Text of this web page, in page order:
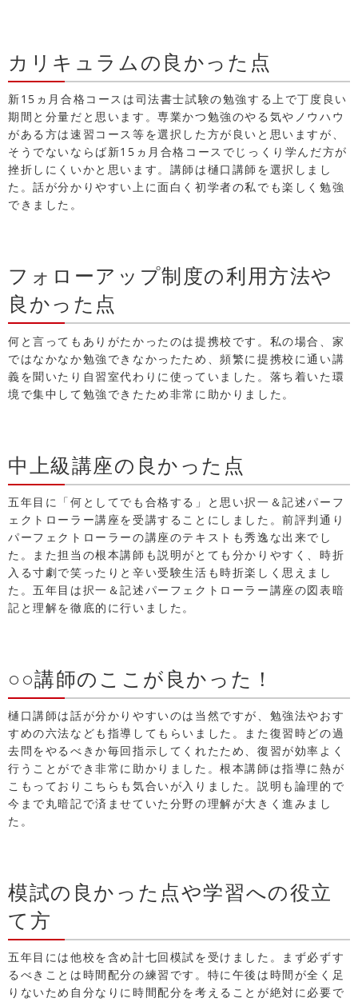
カリキュラムの良かった点
新15ヵ月合格コースは司法書士試験の勉強する上で丁度良い
期間と分量だと思います。専業かつ勉強のやる気やノウハウ
がある方は速習コース等を選択した方が良いと思いますが、
そうでないならば新15ヵ月合格コースでじっくり学んだ方が
挫折しにくいかと思います。講師は樋口講師を選択しまし
た。話が分かりやすい上に面白く初学者の私でも楽しく勉強
できました。
フォローアップ制度の利用方法や
良かった点
何と言ってもありがたかったのは提携校です。私の場合、家
ではなかなか勉強できなかったため、頻繁に提携校に通い講
義を聞いたり自習室代わりに使っていました。落ち着いた環
境で集中して勉強できたため非常に助かりました。
中上級講座の良かった点
五年目に「何としてでも合格する」と思い択一＆記述パーフ
ェクトローラー講座を受講することにしました。前評判通り
パーフェクトローラーの講座のテキストも秀逸な出来でし
た。また担当の根本講師も説明がとても分かりやすく、時折
入る寸劇で笑ったりと辛い受験生活も時折楽しく思えまし
た。五年目は択一＆記述パーフェクトローラー講座の図表暗
記と理解を徹底的に行いました。
○○講師のここが良かった！
樋口講師は話が分かりやすいのは当然ですが、勉強法やおす
すめの六法なども指導してもらいました。また復習時どの過
去問をやるべきか毎回指示してくれたため、復習が効率よく
行うことができ非常に助かりました。根本講師は指導に熱が
こもっておりこちらも気合いが入りました。説明も論理的で
今まで丸暗記で済ませていた分野の理解が大きく進みまし
た。
模試の良かった点や学習への役立
て方
五年目には他校を含め計七回模試を受けました。まず必ずす
るべきことは時間配分の練習です。特に午後は時間が全く足
りないため自分なりに時間配分を考えることが絶対に必要で